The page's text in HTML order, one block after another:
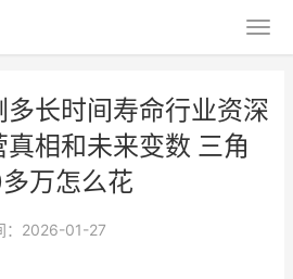
长时间寿命行业资深
相和未来变数 三角
万怎么花
：2026-01-27